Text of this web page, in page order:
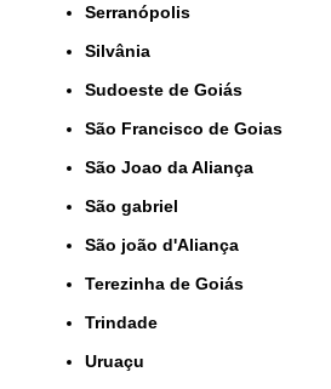
Serranópolis
Silvânia
Sudoeste de Goiás
São Francisco de Goias
São Joao da Aliança
São gabriel
São joão d'Aliança
Terezinha de Goiás
Trindade
Uruaçu